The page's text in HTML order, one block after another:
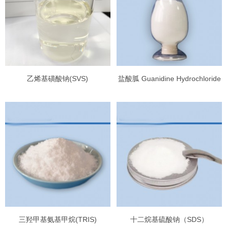
乙烯基磺酸钠(SVS) 盐酸胍 Guanidine Hydrochloride
三羟甲基氨基甲烷(TRIS) 十二烷基硫酸钠（SDS）